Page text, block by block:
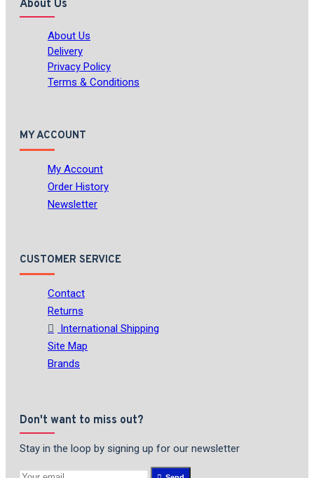
About Us
About Us
Delivery
Privacy Policy
Terms & Conditions
MY ACCOUNT
My Account
Order History
Newsletter
CUSTOMER SERVICE
Contact
Returns
International Shipping
Site Map
Brands
Don't want to miss out?
Stay in the loop by signing up for our newsletter